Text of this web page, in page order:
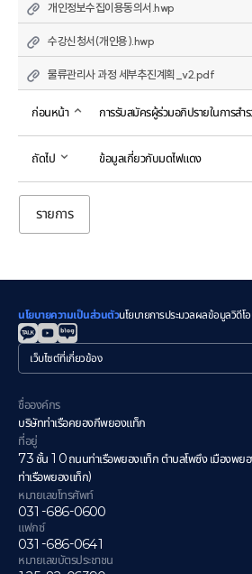
개인정보수집이용동의서.hwp
수강신청서(개인용).hwp
물류관리사 과정 세부추진계획_v2.pdf
ก่อนหน้า
ถัดไป ข้อมูลเกี่ยวกับมดไฟแดง
รายการ
นโยบายความเป็นส่วนตัวนโยบายการประมวลผลข้อมูลวิดีโอ
관
련
이
트
ชื่อองค์กร
บริษัทท่าเรือคยองกีพยองแท็ก
ที่อยู่
73 ชั้น 10 ถนนท่าเรือพยองแท็ก ตำบลโพซึง เมืองพย
ท่าเรือพยองแท็ก)
หมายเลขโทรศัพท์
031-686-0600
แฟกซ์
031-686-0641
หมายเลขบัตรประชาชน